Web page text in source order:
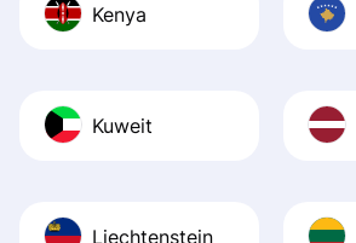
Kenya
Kuweit
Liechtenstein